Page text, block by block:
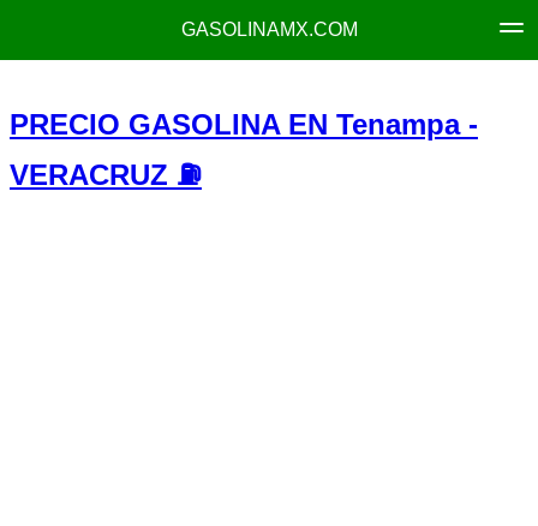
GASOLINAMX.COM
PRECIO GASOLINA EN Tenampa -
VERACRUZ ⛽